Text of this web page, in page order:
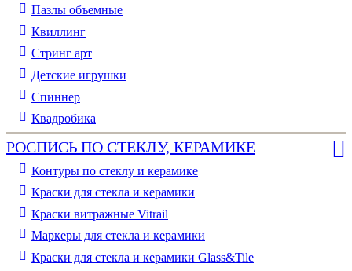
Пазлы объемные
Квиллинг
Стринг арт
Детские игрушки
Спиннер
Квадробика
РОСПИСЬ ПО СТЕКЛУ, КЕРАМИКЕ
Контуры по стеклу и керамике
Краски для стекла и керамики
Краски витражные Vitrail
Маркеры для стекла и керамики
Краски для стекла и керамики Glass&Tile